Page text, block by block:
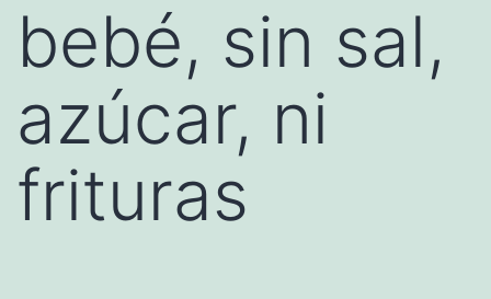
bebé, sin sal,
azúcar, ni
frituras